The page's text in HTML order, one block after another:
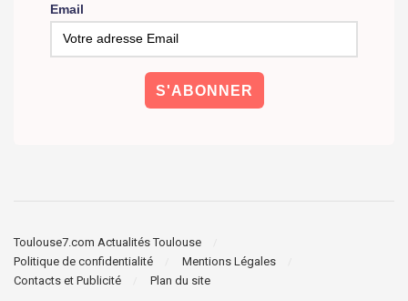
Email
Toulouse7.com Actualités Toulouse
Politique de confidentialité
Mentions Légales
Contacts et Publicité
Plan du site